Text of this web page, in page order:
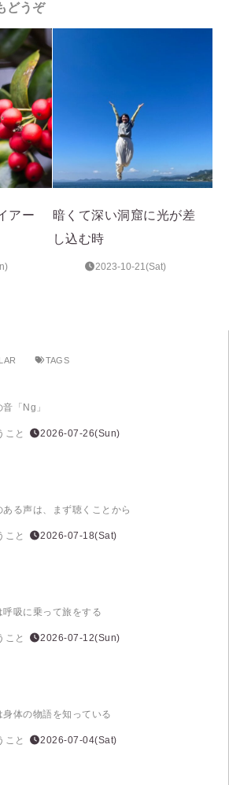
どうぞ
アー
暗くて深い洞窟に光が差
し込む時
2023-10-21(Sat)
TAGS
「Ng」
こと 2026-07-26(Sun)
ある声は、まず聴くことから
こと 2026-07-18(Sat)
呼吸に乗って旅をする
こと 2026-07-12(Sun)
身体の物語を知っている
こと 2026-07-04(Sat)